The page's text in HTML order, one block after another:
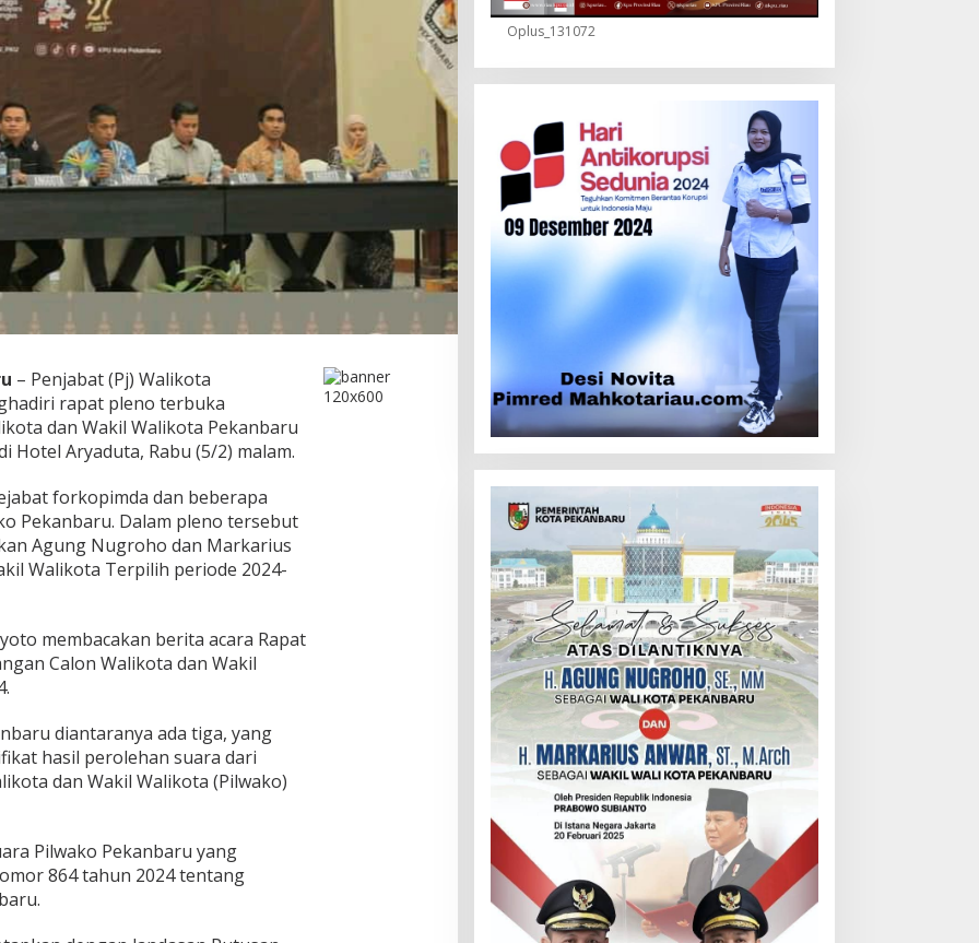
– Penjabat (Pj) Walikota
rapat pleno terbuka
dan Wakil Walikota Pekanbaru
Hotel Aryaduta, Rabu (5/2) malam.
forkopimda dan beberapa
Pekanbaru. Dalam pleno tersebut
Agung Nugroho dan Markarius
Walikota Terpilih periode 2024-
membacakan berita acara Rapat
Calon Walikota dan Wakil
diantaranya ada tiga, yang
hasil perolehan suara dari
dan Wakil Walikota (Pilwako)
Pilwako Pekanbaru yang
864 tahun 2024 tentang
Oplus_131072